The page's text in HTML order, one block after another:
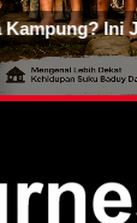
Kampung? Ini